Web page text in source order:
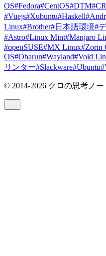
OS#Fedora#CentOS#DTM
#Vuejs#Xubuntu#Haskell
Linux#Brother#日本語環境#
#Astro#Linux Mint#Manjaro
#openSUSE#MX Linux#Zorin
OS#Obarun#Wayland#Void
リンター#Slackware#Ubuntu
© 2014-2026 クロの思考ノー